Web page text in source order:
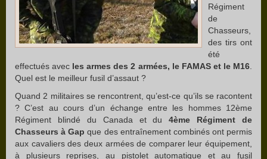
Régiment
de
Chasseurs,
des tirs ont
été
effectués avec les armes des 2 armées, le FAMAS et le M16
Quel est le meilleur fusil d’assaut ?
Quand 2 militaires se rencontrent, qu’est-ce qu’ils se racontent
? C’est au cours d’un échange entre les hommes 12ème
Régiment blindé du Canada et du4ème Régiment de
Chasseurs à Gap que des entraînement combinés ont permis
aux cavaliers des deux armées de comparer leur équipement,
à plusieurs reprises, au pistolet automatique et au fusil